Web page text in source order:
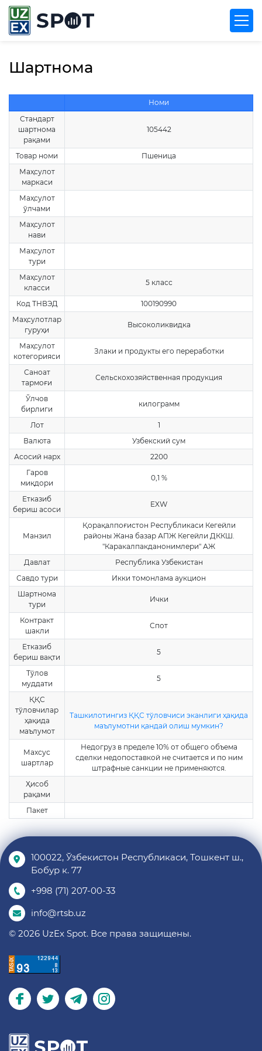
Шартнома
Номи
Стандарт
шартнома
рақами
105442
Товар номи
Пшеница
Маҳсулот
маркаси
Маҳсулот
ўлчами
Маҳсулот
нави
Маҳсулот
тури
Маҳсулот
класси
5 класс
Код ТНВЭД
100190990
Маҳсулотлар
гуруҳи
Высоколиквидка
Маҳсулот
котегорияси
Злаки и продукты его переработки
Саноат
тармоғи
Сельскохозяйственная продукция
Ўлчов
бирлиги
килограмм
Лот
1
Валюта
Узбекский сум
Асосий нарх
2200
Гаров
миқдори
0,1 %
Етказиб
бериш асоси
EXW
Манзил
Қорақалпоғистон Республикаси Кегейли
районы Жана базар АПЖ Кегейли ДККШ.
"Каракалпакданонимлери" АЖ
Давлат
Республика Узбекистан
Савдо тури
Икки томонлама аукцион
Шартнома
тури
Ички
Контракт
шакли
Спот
Етказиб
бериш вақти
5
Тўлов
муддати
5
ҚҚС
тўловчилар
ҳақида
маълумот
Ташкилотингиз ҚҚС тўловчиси эканлиги ҳақида
маълумотни қандай олиш мумкин?
Махсус
шартлар
Недогруз в пределе 10% от общего объема
сделки недопоставкой не считается и по ним
штрафные санкции не применяются.
Ҳисоб
рақами
Пакет
100022, Ўзбекистон Республикаси, Тошкент ш.,
Бобур к. 77
+998 (71) 207-00-33
info@rtsb.uz
© 2026 UzEx Spot. Все права защищены.